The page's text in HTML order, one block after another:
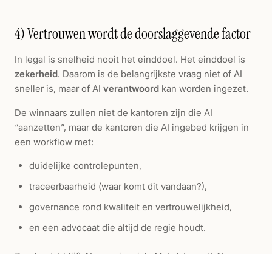
4) Vertrouwen wordt de doorslaggevende factor
In legal is snelheid nooit het einddoel. Het einddoel is
zekerheid. Daarom is de belangrijkste vraag niet of AI
sneller is, maar of AI verantwoord kan worden ingezet.
De winnaars zullen niet de kantoren zijn die AI
“aanzetten”, maar de kantoren die AI ingebed krijgen in
een workflow met:
duidelijke controlepunten,
traceerbaarheid (waar komt dit vandaan?),
governance rond kwaliteit en vertrouwelijkheid,
en een advocaat die altijd de regie houdt.